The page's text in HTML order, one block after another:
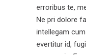
erroribus te,
Ne pri dolore
intellegam
evertitur id,